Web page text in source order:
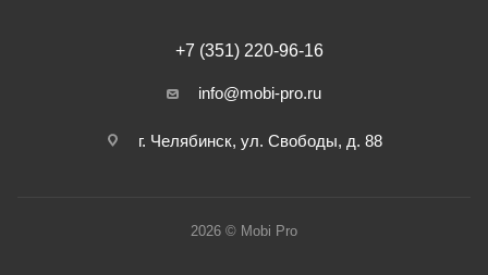
+7 (351) 220-96-16
info@mobi-pro.ru
г. Челябинск, ул. Свободы, д. 88
2026 © Mobi Pro